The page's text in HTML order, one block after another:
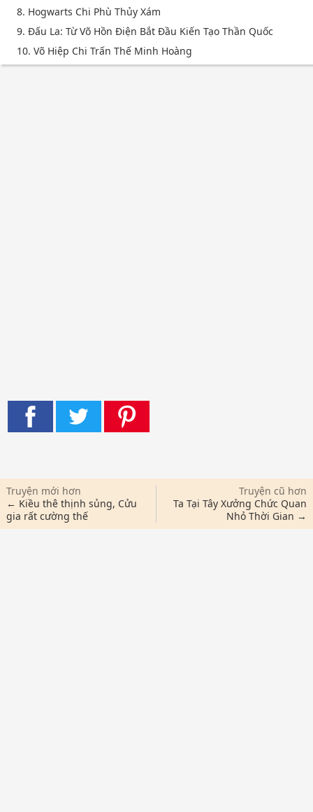
8. Hogwarts Chi Phù Thủy Xám
9. Đấu La: Từ Võ Hồn Điện Bắt Đầu Kiến Tạo Thần Quốc
10. Võ Hiệp Chi Trấn Thế Minh Hoàng
Truyện mới hơn
← Kiều thê thịnh sủng, Cửu
gia rất cường thế
Truyện cũ hơn
Ta Tại Tây Xưởng Chức Quan
Nhỏ Thời Gian →